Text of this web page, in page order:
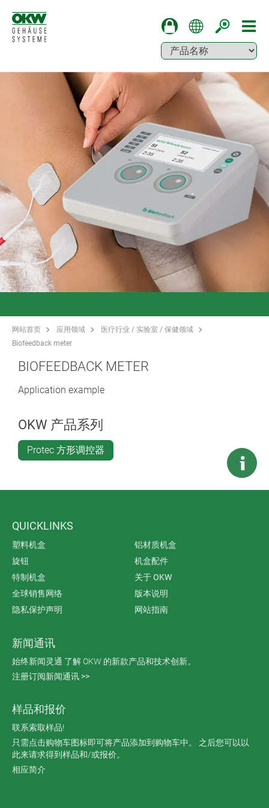
网站首页 应用领域
医疗行业 / 实验室 / 保健领域
Biofeedback meter
BIOFEEDBACK METER
Application example
OKW 产品系列
Protec 方形调控器
QUICKLINKS
塑料机盒
铝材质机盒
旋钮
机盒配件
特制机盒
关于 OKW
全球销售网络
版本说明
隐私保护声明
网站指南
新闻通讯
始终新闻灵通 了解 OKW 的新款产品和技术创新。
注册订阅新闻通讯 >>
样品和报价
联系索取样品!
只需点击购物车图标即可将产品添加到购物车中。 之后您可以以
此来请求得到样品和/或报价。
相应简介